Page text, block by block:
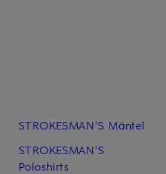
STROKESMAN'S Mäntel
STROKESMAN'S
Poloshirts